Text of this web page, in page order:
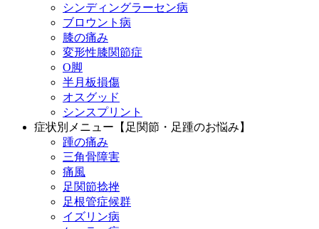
シンディングラーセン病
ブロウント病
膝の痛み
変形性膝関節症
O脚
半月板損傷
オスグッド
シンスプリント
症状別メニュー【足関節・足踵のお悩み】
踵の痛み
三角骨障害
痛風
足関節捻挫
足根管症候群
イズリン病